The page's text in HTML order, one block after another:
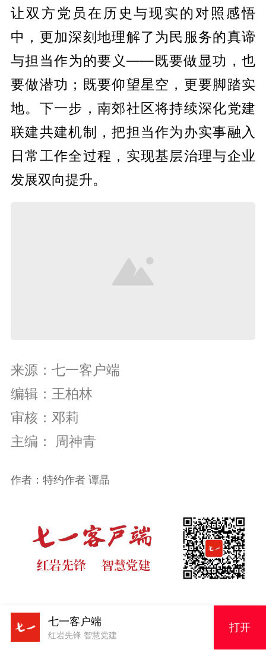
让双方党员在历史与现实的对照感悟
中，更加深刻地理解了为民服务的真谛
与担当作为的要义——既要做显功，也
要做潜功；既要仰望星空，更要脚踏实
地。下一步，南郊社区将持续深化党建
联建共建机制，把担当作为办实事融入
日常工作全过程，实现基层治理与企业
发展双向提升。
来源：七一客户端
编辑：王柏林
审核：邓莉
主编： 周神青
作者：特约作者 谭晶
七一客户端
红岩先锋 智慧党建
打开